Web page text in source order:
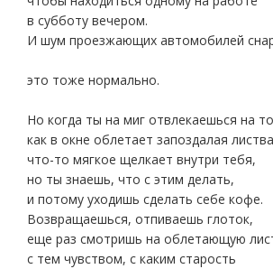
в субботу вечером.
И шум проезжающих автомобилей
это тоже нормально.
Но когда ты на миг отвлекаешься на
как в окне облетает запоздалая
что-то мягкое щелкает внутри тебя,
но ты знаешь, что с этим делать,
и потому уходишь сделать себе кофе.
Возвращаешься, отпиваешь глоток,
еще раз смотришь на облетающую
с тем чувством, с каким старость